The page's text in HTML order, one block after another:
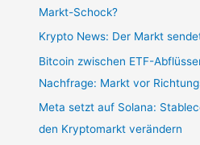
Markt-Schock?
Krypto News: Der Markt
Bitcoin zwischen ETF-
Nachfrage: Markt vor
Meta setzt auf Solana:
den Kryptomarkt verändern